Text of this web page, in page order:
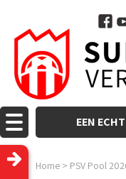
EEN
Home > PSV Pool